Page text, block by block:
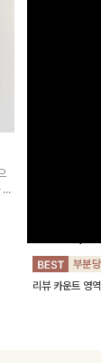
리뷰 카운트 영역